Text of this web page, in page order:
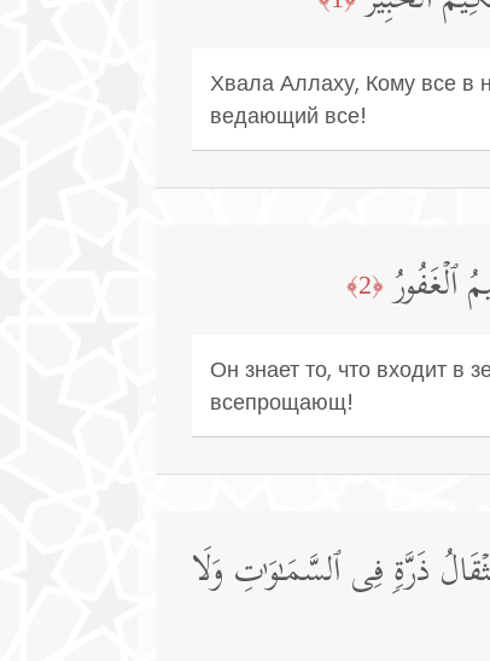
Хвала Аллаху, Кому все в
ведающий все!
ٱلۡغَفُورُ ﴿2﴾
Он знает то, что входит в
всепрощающ!
ذَرَّةࣲ فِی ٱلسَّمَـٰوَ ٰ⁠تِ وَلَا